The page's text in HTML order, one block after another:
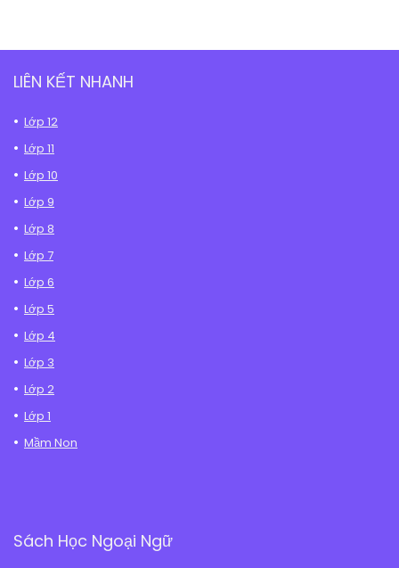
LIÊN KẾT NHANH
Lớp 12
Lớp 11
Lớp 10
Lớp 9
Lớp 8
Lớp 7
Lớp 6
Lớp 5
Lớp 4
Lớp 3
Lớp 2
Lớp 1
Mầm Non
Sách Học Ngoại Ngữ